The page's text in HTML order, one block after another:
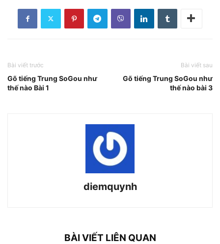
Bài viết trước
Gõ tiếng Trung SoGou như
thế nào Bài 1
Bài viết sau
Gõ tiếng Trung SoGou như
thế nào bài 3
diemquynh
BÀI VIẾT LIÊN QUAN